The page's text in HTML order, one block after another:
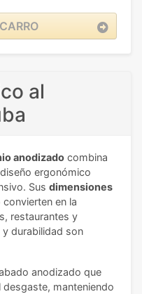
al
anodizado combina
ergonómico
Sus dimensiones
convierten en la
restaurantes y
durabilidad son
anodizado que
manteniendo